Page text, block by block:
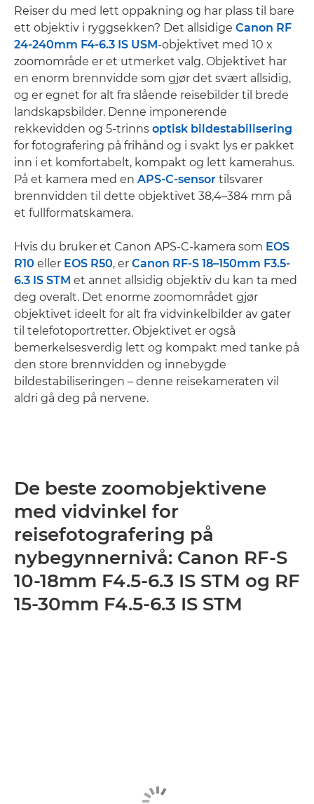
Reiser du med lett oppakning og har plass til bare
ett objektiv i ryggsekken? Det allsidige Canon RF
24-240mm F4-6.3 IS USM-objektivet med 10 x
zoomområde er et utmerket valg. Objektivet har
en enorm brennvidde som gjør det svært allsidig,
og er egnet for alt fra slående reisebilder til brede
landskapsbilder. Denne imponerende
rekkevidden og 5-trinns optisk bildestabilisering
for fotografering på frihånd og i svakt lys er pakket
inn i et komfortabelt, kompakt og lett kamerahus.
På et kamera med en APS-C-sensor tilsvarer
brennvidden til dette objektivet 38,4–384 mm på
et fullformatskamera.
Hvis du bruker et Canon APS-C-kamera som EOS
R10 eller EOS R50, er Canon RF-S 18–150mm F3.5-
6.3 IS STM et annet allsidig objektiv du kan ta med
deg overalt. Det enorme zoomområdet gjør
objektivet ideelt for alt fra vidvinkelbilder av gater
til telefotoportretter. Objektivet er også
bemerkelsesverdig lett og kompakt med tanke på
den store brennvidden og innebygde
bildestabiliseringen – denne reisekameraten vil
aldri gå deg på nervene.
De beste zoomobjektivene
med vidvinkel for
reisefotografering på
nybegynnernivå: Canon RF-S
10-18mm F4.5-6.3 IS STM og RF
15-30mm F4.5-6.3 IS STM